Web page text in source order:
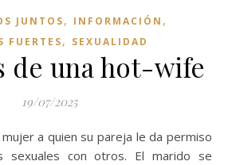
JUNTOS, INFORMACIÓN ,
FUERTES, SEXUALIDAD
de una hot-wife
19/07/2025
sexuales con otros. El marido se